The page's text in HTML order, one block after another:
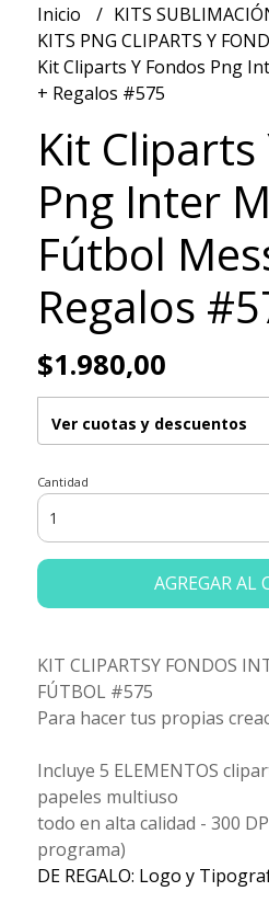
Inicio
KITS
KITS PNG CLIPARTS Y
Kit Cliparts Y Fondos Png
+ Regalos #575
Kit Cliparts
Png Inter
Fútbol
Regalos
$1.980,00
Ver cuotas y descuentos
Cantidad
AGREGAR AL
KIT CLIPARTSY FONDOS
FÚTBOL #575
Para hacer tus propias
Incluye 5 ELEMENTOS
papeles multiuso
todo en alta calidad - 300
programa)
DE REGALO: Logo y